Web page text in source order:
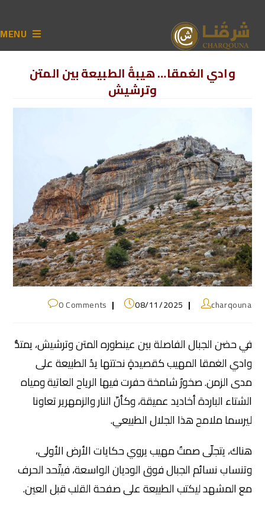
MENU
وادي الغمقا… هيبةُ الطبيعة بين المتن
وترشيش
charqouna
08/11/2025
0 Comments
في حضن الجبال الفاصلة بين عينطوره المتن وترشيش، يمتدُّ
وادي الغمقا المهيب كقصيدةٍ نحتتها يدُ الطبيعة على
مدى الزمن. صخورٌ شامخة حفرت فيها الرياح العاتية ومياه
الشتاء الباردة أخاديد عميقة، وكأنّ النار والزمهرير تعاونا
ليرسما ملامح هذا الجلال الطبيعي.
هناك، يتجلّى صمتٌ مهيب يروي حكايات الأرض الأولى،
وتنساب نسائم الجبال فوق الوديان الواسعة، فيتّحد الحرف
مع المشهد ليكتب الطبيعة على صفحة القلب قبل العين.